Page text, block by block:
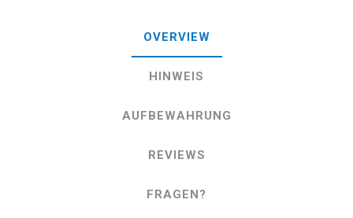
OVERVIEW
HINWEIS
AUFBEWAHRUNG
REVIEWS
FRAGEN?